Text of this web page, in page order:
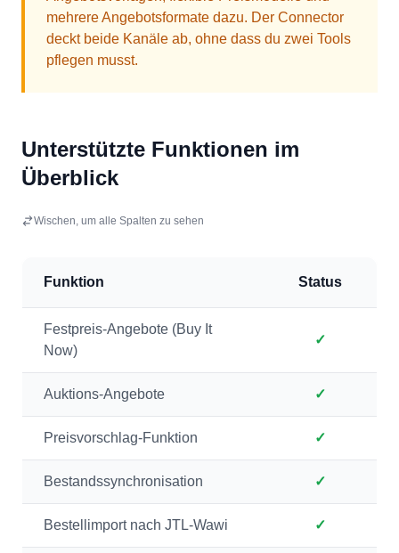
mehrere Angebotsformate dazu. Der Connector
deckt beide Kanäle ab, ohne dass du zwei Tools
pflegen musst.
Unterstützte Funktionen im
Überblick
Wischen, um alle Spalten zu sehen
Funktion Status
Festpreis-Angebote (Buy It
Now)
✓
Auktions-Angebote ✓
Preisvorschlag-Funktion ✓
Bestandssynchronisation ✓
Bestellimport nach JTL-Wawi ✓